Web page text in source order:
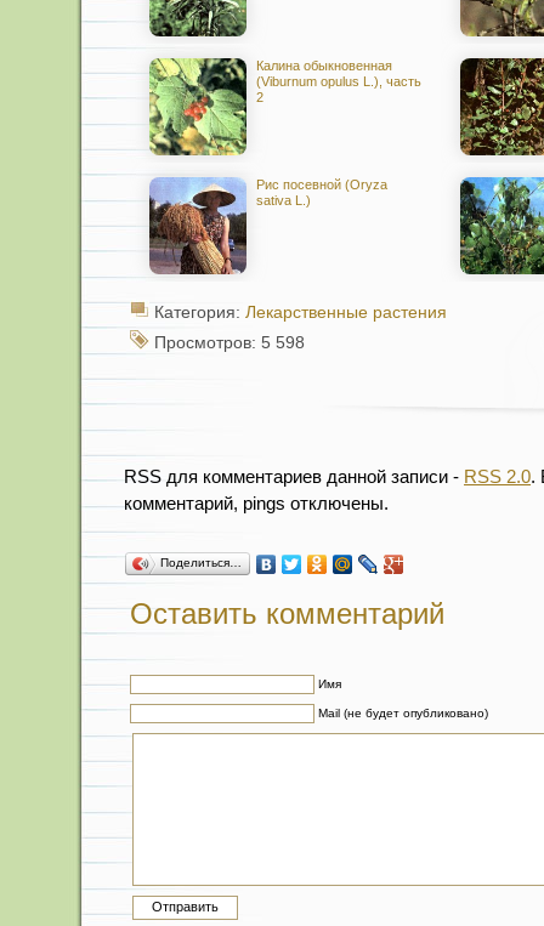
Калина обыкновенная
(Viburnum opulus L.), часть
2
Рис посевной (Oryza
sativa L.)
Категория: Лекарственные растения
Просмотров: 5 598
RSS для комментариев данной записи - RSS 2.0.
комментарий, pings отключены.
Поделиться…
Оставить комментарий
Имя
Mail (не будет опубликовано)